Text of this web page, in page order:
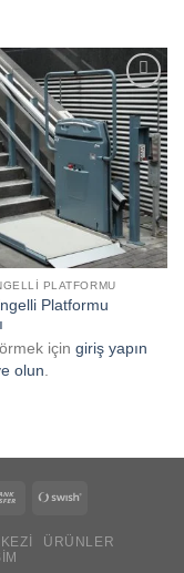
Add to
wishlist
PLATFORMU
Platformu
için giriş yapın
olun
Bank
ÜRÜNLER